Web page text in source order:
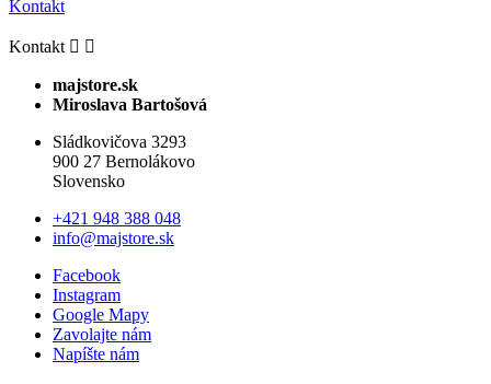
Kontakt
Kontakt  
majstore.sk
Miroslava Bartošová
Sládkovičova 3293
900 27 Bernolákovo
Slovensko
+421 948 388 048
info@majstore.sk
Facebook
Instagram
Google Mapy
Zavolajte nám
Napíšte nám